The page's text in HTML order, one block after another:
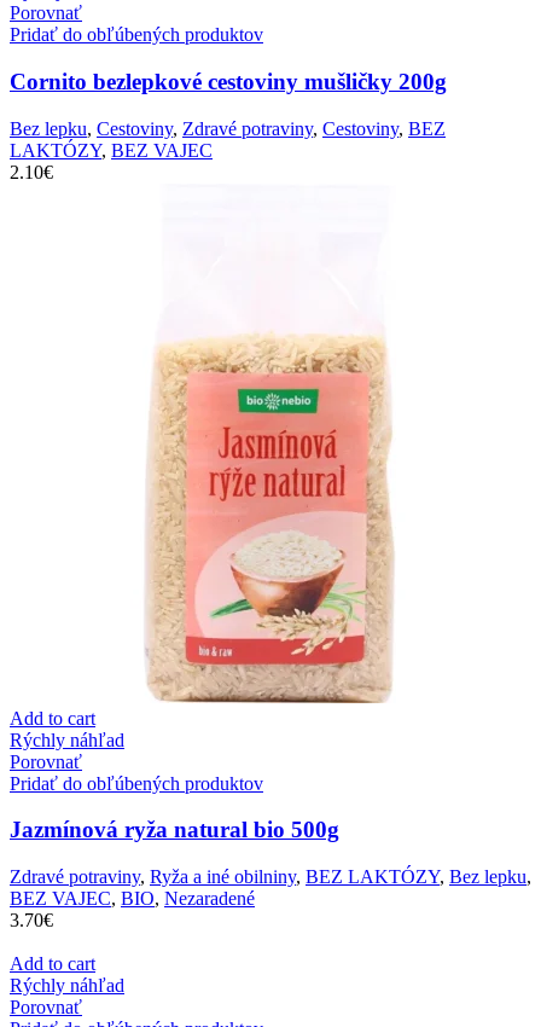
Porovnať
Pridať do obľúbených produktov
Cornito bezlepkové cestoviny mušličky 200g
Bez lepku, Cestoviny, Zdravé potraviny, Cestoviny, BEZ
LAKTÓZY, BEZ VAJEC
2.10€
Add to cart
Rýchly náhľad
Porovnať
Pridať do obľúbených produktov
Jazmínová ryža natural bio 500g
Zdravé potraviny, Ryža a iné obilniny, BEZ LAKTÓZY, Bez lepku,
BEZ VAJEC, BIO, Nezaradené
3.70€
Add to cart
Rýchly náhľad
Porovnať